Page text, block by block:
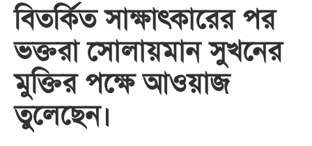
বিতর্কিত সাক্ষাৎকারের পর
ভক্তরা সোলায়মান সুখনের
মুক্তির পক্ষে আওয়াজ
তুলেছেন।